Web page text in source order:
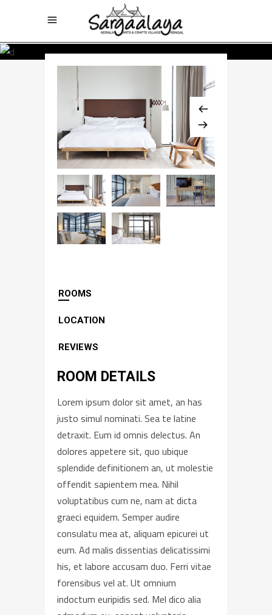
$768 / night
SIMPLE ROOM
ROOMS
LOCATION
REVIEWS
ROOM DETAILS
Lorem ipsum dolor sit amet, an has
justo simul nominati. Sea te latine
detraxit. Eum id omnis delectus. An
dolores appetere sit, quo ubique
splendide definitionem an, ut molestie
offendit sapientem mea. Nihil
voluptatibus cum ne, nam at dicta
graeci equidem. Semper audire
consulatu mea at, aliquam epicurei ut
eum. Ad malis dissentias delicatissimi
his, et labore accusam duo. Ferri vitae
forensibus vel at. Ut omnium
indoctum euripidis sed. Mel dico alia